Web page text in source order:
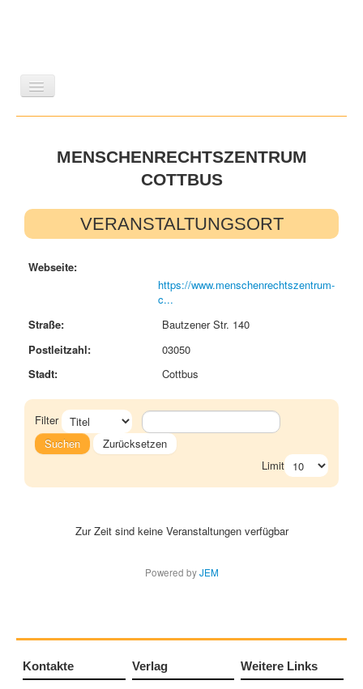
GESCHICHTE
WISSENSCHAFT
REIHEN
ZEITSCHRIFTEN/VERZEICHNISSE
MENSCHENRECHTSZENTRUM
COTTBUS
VERANSTALTUNGSORT
Webseite:
https://www.menschenrechtszentrum-
c...
Straße:
Bautzener Str. 140
Postleitzahl:
03050
Stadt:
Cottbus
Filter
Suchen
Zurücksetzen
Limit
Zur Zeit sind keine Veranstaltungen verfügbar
Powered byJEM
Kontakte Verlag Weitere Links